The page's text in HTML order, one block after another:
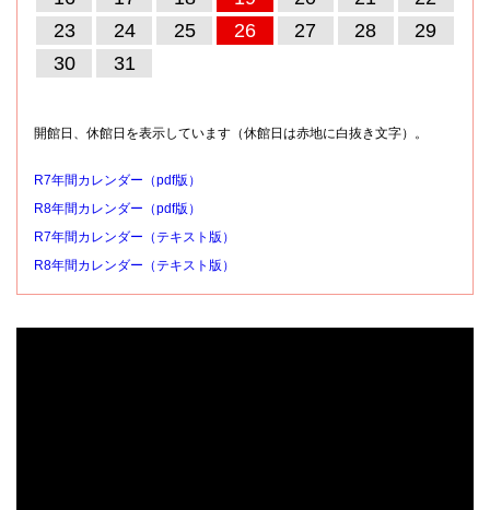
23
24 25 26 27 28
29
30
31
開館日、休館日を表示しています（休館日は赤地に白抜き文字）。
R7年間カレンダー（pdf版）
R8年間カレンダー（pdf版）
R7年間カレンダー（テキスト版）
R8年間カレンダー（テキスト版）